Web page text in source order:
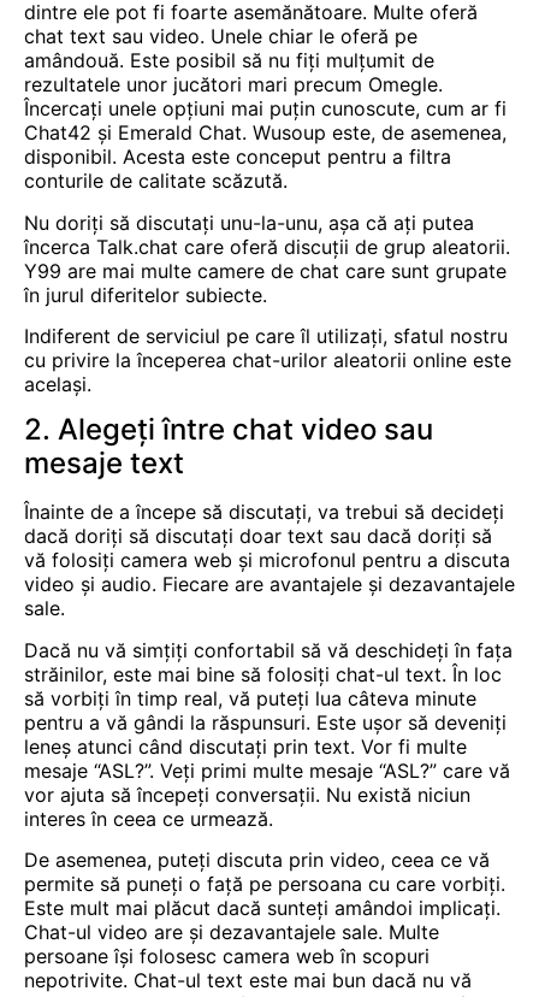
dintre ele pot fi foarte asemănătoare. Multe oferă
chat text sau video. Unele chiar le oferă pe
amândouă. Este posibil să nu fiți mulțumit de
rezultatele unor jucători mari precum Omegle.
Încercați unele opțiuni mai puțin cunoscute, cum ar fi
Chat42 și Emerald Chat. Wusoup este, de asemenea,
disponibil. Acesta este conceput pentru a filtra
conturile de calitate scăzută.
Nu doriți să discutați unu-la-unu, așa că ați putea
încerca Talk.chat care oferă discuții de grup aleatorii.
Y99 are mai multe camere de chat care sunt grupate
în jurul diferitelor subiecte.
Indiferent de serviciul pe care îl utilizați, sfatul nostru
cu privire la începerea chat-urilor aleatorii online este
același.
2. Alegeți între chat video sau
mesaje text
Înainte de a începe să discutați, va trebui să decideți
dacă doriți să discutați doar text sau dacă doriți să
vă folosiți camera web și microfonul pentru a discuta
video și audio. Fiecare are avantajele și dezavantajele
sale.
Dacă nu vă simțiți confortabil să vă deschideți în fața
străinilor, este mai bine să folosiți chat-ul text. În loc
să vorbiți în timp real, vă puteți lua câteva minute
pentru a vă gândi la răspunsuri. Este ușor să deveniți
leneș atunci când discutați prin text. Vor fi multe
mesaje “ASL?”. Veți primi multe mesaje “ASL?” care vă
vor ajuta să începeți conversații. Nu există niciun
interes în ceea ce urmează.
De asemenea, puteți discuta prin video, ceea ce vă
permite să puneți o față pe persoana cu care vorbiți.
Este mult mai plăcut dacă sunteți amândoi implicați.
Chat-ul video are și dezavantajele sale. Multe
persoane își folosesc camera web în scopuri
nepotrivite. Chat-ul text este mai bun dacă nu vă